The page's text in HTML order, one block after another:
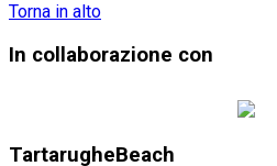
Torna in alto
In collaborazione con
TartarugheBeach